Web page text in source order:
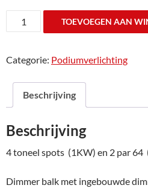
ParBar
6
toneelspots
huur
per
aantal
TOEVOEGEN AAN
Categorie: Podiumverlichting
Beschrijving
Beschrijving
4 toneel spots (1KW) en 2 par 64
Dimmer balk met ingebouwde